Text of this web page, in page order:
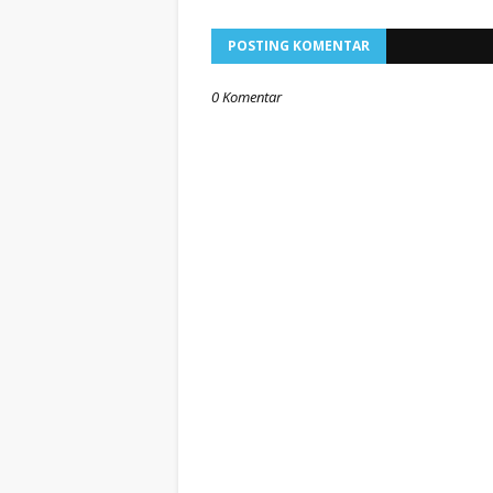
POSTING KOMENTAR
0 Komentar